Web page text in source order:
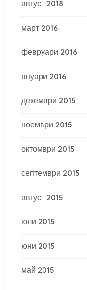
август 2018
март 2016
февруари 2016
януари 2016
декември 2015
ноември 2015
октомври 2015
септември 2015
август 2015
юли 2015
юни 2015
май 2015